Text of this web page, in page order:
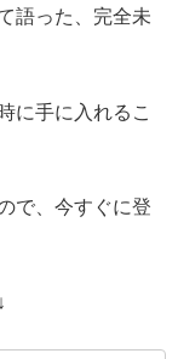
語った、完全未
に手に入れるこ
で、今すぐに登